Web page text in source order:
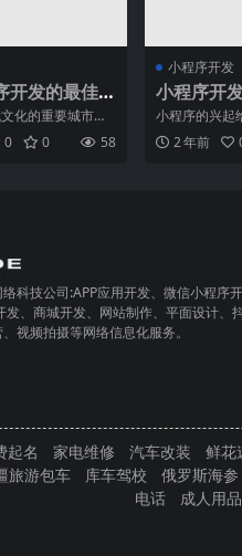
开发的最佳
总结
化的重要城市，
丰富的历史遗
代科技与文化
0 0 58
小程序开发
小程序开
备的核心
小程序的兴起
供了一个方便
和推广自己的
2 年前
科技公司:APP应用开发、微信小程序
发、商城开发、网站制作、平面设计、
视频拍摄等网络信息化服务。
起名 家电维修 汽车改装 鲜花
旅游包车 库车驾校 俄罗斯海参
电话
成人用品